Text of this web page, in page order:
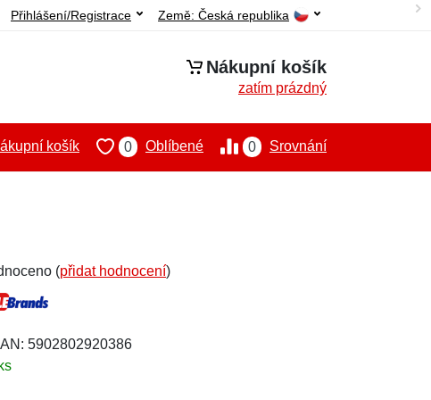
Země: Česká republika
Přihlášení/Registrace
Nákupní košík
zatím prázdný
0 Srovnání
0 Oblíbené
košík
(přidat hodnocení)
5902802920386